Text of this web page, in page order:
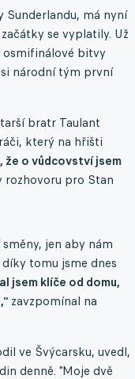
Sunderlandu, má nyní
se vyplatily. Už
osmifinálové bitvy
národní tým první
bratr Taulant
který na hřišti
že o vůdcovství jsem
rozhovoru pro Stan
jen aby nám
tomu jsme dnes
jsem klíče od domu,
zavzpomínal na
ve Švýcarsku, uvedl,
denně. "Moje dvě